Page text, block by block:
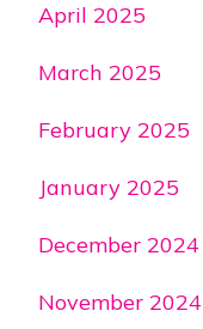
April 2025
March 2025
February 2025
January 2025
December 2024
November 2024